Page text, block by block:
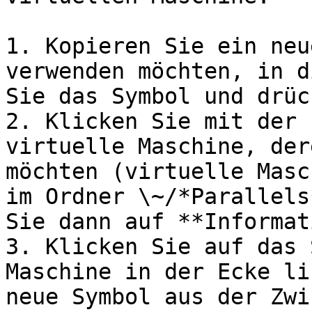
1. Kopieren Sie ein
verwenden möchten, in
Sie das Symbol und
2. Klicken Sie mit der
virtuelle Maschine,
möchten (virtuelle
im Ordner \~/
Sie dann auf
3. Klicken Sie auf das
Maschine in der Ecke
neue Symbol aus der